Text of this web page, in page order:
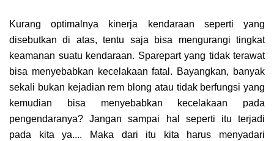
Kurang optimalnya kinerja kendaraan seperti yang
disebutkan di atas, tentu saja bisa mengurangi tingkat
keamanan suatu kendaraan. Sparepart yang tidak terawat
bisa menyebabkan kecelakaan fatal. Bayangkan, banyak
sekali bukan kejadian rem blong atau tidak berfungsi yang
kemudian bisa menyebabkan kecelakaan pada
pengendaranya? Jangan sampai hal seperti itu terjadi
pada kita ya.... Maka dari itu kita harus menyadari